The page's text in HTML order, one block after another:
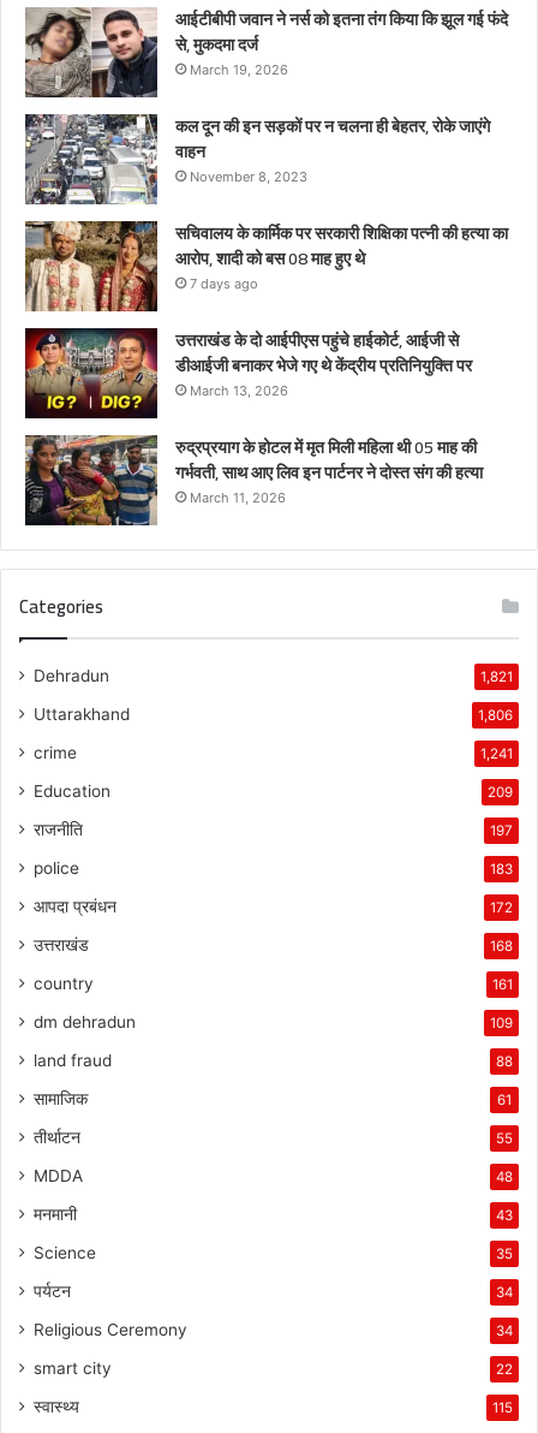
आईटीबीपी जवान ने नर्स को इतना तंग किया कि झूल गई फंदे
से, मुकदमा दर्ज
March 19, 2026
कल दून की इन सड़कों पर न चलना ही बेहतर, रोके जाएंगे
वाहन
November 8, 2023
सचिवालय के कार्मिक पर सरकारी शिक्षिका पत्नी की हत्या का
आरोप, शादी को बस 08 माह हुए थे
7 days ago
उत्तराखंड के दो आईपीएस पहुंचे हाईकोर्ट, आईजी से
डीआईजी बनाकर भेजे गए थे केंद्रीय प्रतिनियुक्ति पर
March 13, 2026
रुद्रप्रयाग के होटल में मृत मिली महिला थी 05 माह की
गर्भवती, साथ आए लिव इन पार्टनर ने दोस्त संग की हत्या
March 11, 2026
Categories
Dehradun 1,821
Uttarakhand 1,806
crime 1,241
Education 209
राजनीति 197
police 183
आपदा प्रबंधन 172
उत्तराखंड 168
country 161
dm dehradun 109
land fraud 88
सामाजिक 61
तीर्थाटन 55
MDDA 48
मनमानी 43
Science 35
पर्यटन 34
Religious Ceremony 34
smart city 22
स्वास्थ्य 115